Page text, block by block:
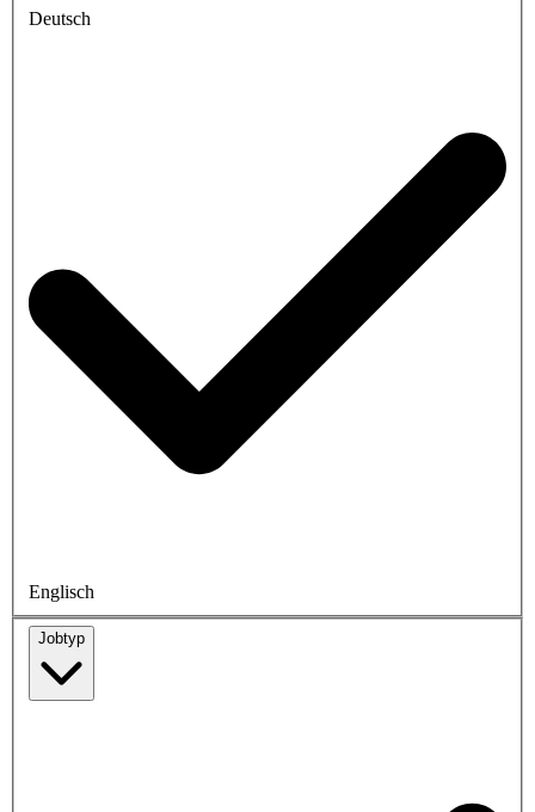
Deutsch
Englisch
Jobtyp